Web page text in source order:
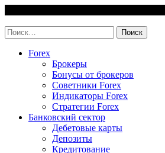
content
Найти:
Forex
Брокеры
Бонусы от брокеров
Советники Forex
Индикаторы Forex
Стратегии Forex
Банковский сектор
Дебетовые карты
Депозиты
Кредитование